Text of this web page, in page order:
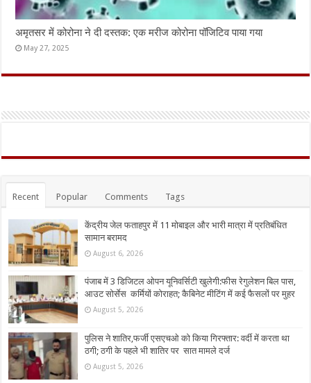
अमृतसर में कोरोना ने दी दस्तक: एक मरीज कोरोना पॉजिटिव पाया गया
May 27, 2025
Recent Popular Comments Tags
केंद्रीय जेल फताहपुर में 11 मोबाइल और भारी मात्रा में प्रतिबंधित
सामान बरामद
August 6, 2026
पंजाब में 3 डिजिटल ओपन यूनिवर्सिटी खुलेगी:फीस रेगुलेशन बिल पास,
आउट सोर्सेस कर्मियों कोराहत; कैबिनेट मीटिंग में कई फैसलों पर मुहर
August 5, 2026
पुलिस ने शातिर,फर्जी एसएचओ को किया गिरफ्तार: वर्दी में करता था
ठगी; ठगी के पहले भी शातिर पर सात मामले दर्ज
August 5, 2026